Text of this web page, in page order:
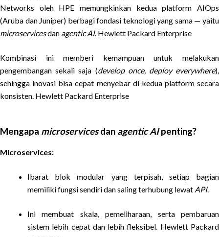
Networks oleh HPE memungkinkan kedua platform AIOps
(Aruba dan Juniper) berbagi fondasi teknologi yang sama — yaitu
microservicesdan agentic AI. Hewlett Packard Enterprise
Kombinasi ini memberi kemampuan untuk melakukan
pengembangan sekali saja (develop once, deploy everywhere),
sehingga inovasi bisa cepat menyebar di kedua platform secara
konsisten. Hewlett Packard Enterprise
Mengapa microservicesdan agentic AIpenting?
Microservices:
Ibarat blok modular yang terpisah, setiap bagian
memiliki fungsi sendiri dan saling terhubung lewat API.
Ini membuat skala, pemeliharaan, serta pembaruan
sistem lebih cepat dan lebih fleksibel. Hewlett Packard